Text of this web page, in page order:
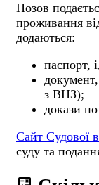
Позов
проживання
додаються:
паспорт,
з ВНЗ);
докази
Сайт Судової
суду та